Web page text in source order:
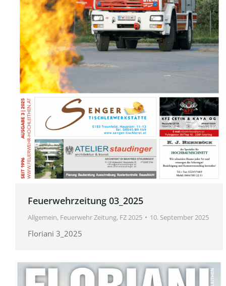
Feuerwehrzeitung 03_2025
Allgemein, Feuerwehr Zeitung, FZ 2025 10. September 2025
Floriani 3_2025